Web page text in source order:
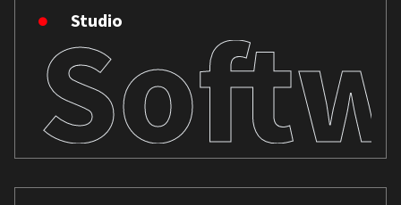
Studio